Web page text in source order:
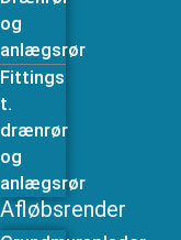
og
anlægsrør
Fittings
t.
drænrør
og
anlægsrør
Afløbsrender